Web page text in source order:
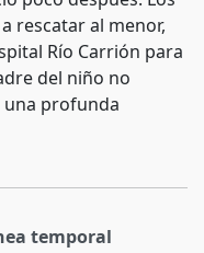
rescatar al menor,
Río Carrión para
del niño no
una profunda
temporal